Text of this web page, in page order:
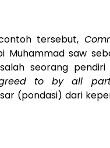
tersebut,
Muhammad saw
seorang
to by all
(pondasi) dari